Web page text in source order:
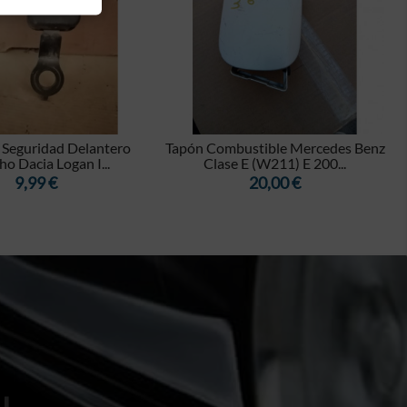
Delantero
Dacia Logan I...
Precio
9,99 €
Tapón Combustible Mercedes Benz
Clase E (W211) E 200...
Precio
20,00 €
